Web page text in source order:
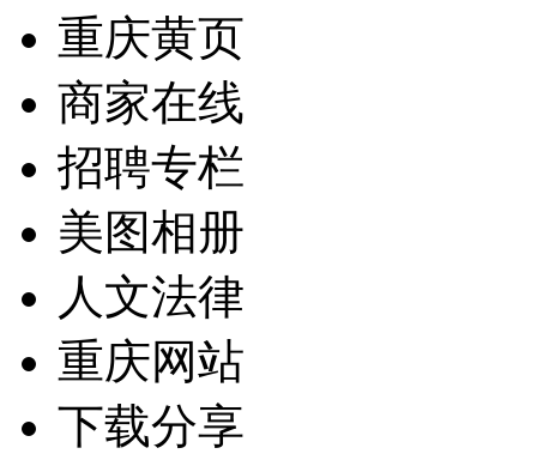
重庆黄页
商家在线
招聘专栏
美图相册
人文法律
重庆网站
下载分享